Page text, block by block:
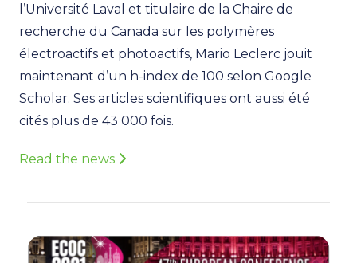
l’Université Laval et titulaire de la Chaire de
recherche du Canada sur les polymères
électroactifs et photoactifs, Mario Leclerc jouit
maintenant d’un h-index de 100 selon Google
Scholar. Ses articles scientifiques ont aussi été
cités plus de 43 000 fois.
Read the news